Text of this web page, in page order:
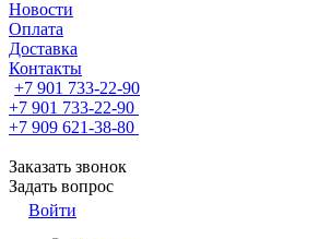
Новости
Оплата
Доставка
Контакты
+7 901 733-22-90
+7 901 733-22-90
+7 909 621-38-80
Заказать звонок
Задать вопрос
Войти